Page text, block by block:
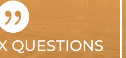
QUESTIONS